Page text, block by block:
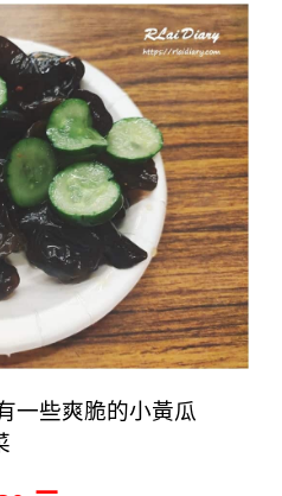
一些爽脆的小黃瓜